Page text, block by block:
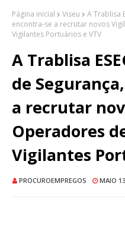
Página inicial Viseu
A Trablisa
encontra-se a recrutar novos
Vigilantes Portuários e VTV
A Trablisa
de
a recrutar
Operadores
Vigilantes
PROCUROEMPREGOS MAIO